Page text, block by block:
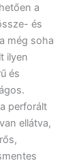
a
és
még soha
ilyen
és
perforált
ellátva,